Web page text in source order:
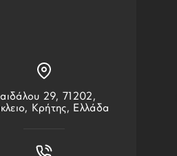
29, 71202,
Κρήτης, Ελλάδα